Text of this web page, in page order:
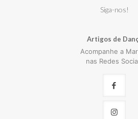
Siga-nos!
Artigos de
Acompanhe a
nas Redes